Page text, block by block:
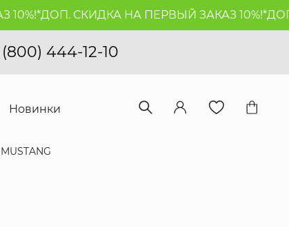
ДОП. СКИДКА НА ПЕРВЫЙ ЗАКАЗ 10%!*ДОП.
444-12-10
Новинки